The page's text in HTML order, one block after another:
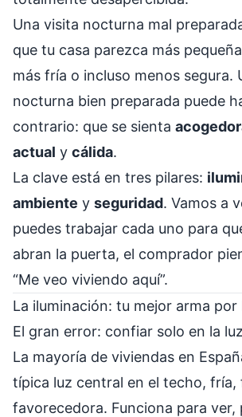
Una visita nocturna mal
que tu casa parezca más
más fría o incluso menos segura.
nocturna bien preparada puede
contrario: que se sienta
actual y cálida.
La clave está en tres pilares:
ambiente y seguridad. Vamos a
puedes trabajar cada uno para
abran la puerta, el comprador
“Me veo viviendo aquí”.
La iluminación: tu mejor arma por
El gran error: confiar solo en la
La mayoría de viviendas en
típica luz central en el techo,
favorecedora. Funciona para ver,